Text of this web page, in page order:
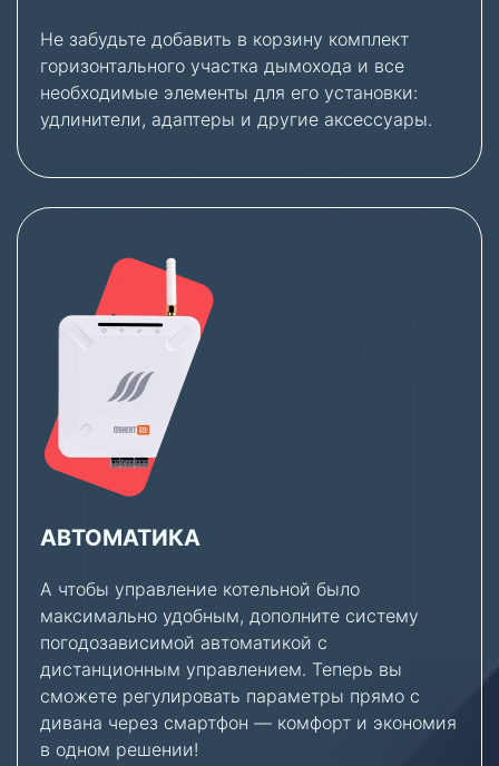
Не забудьте добавить в корзину комплект
горизонтального участка дымохода и все
необходимые элементы для его установки:
удлинители, адаптеры и другие аксессуары.
АВТОМАТИКА
А чтобы управление котельной было
максимально удобным, дополните систему
погодозависимой автоматикой с
дистанционным управлением. Теперь вы
сможете регулировать параметры прямо с
дивана через смартфон — комфорт и экономия
в одном решении!